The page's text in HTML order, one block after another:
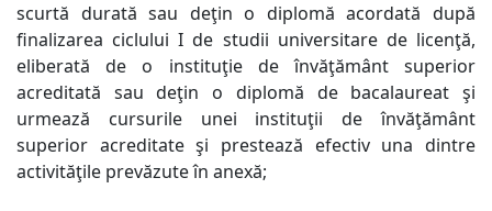
scurtă durată sau deţin o diplomă acordată după
finalizarea ciclului I de studii universitare de licenţă,
eliberată de o instituţie de învăţământ superior
acreditată sau deţin o diplomă de bacalaureat şi
urmează cursurile unei instituţii de învăţământ
superior acreditate şi prestează efectiv una dintre
activităţile prevăzute în anexă;